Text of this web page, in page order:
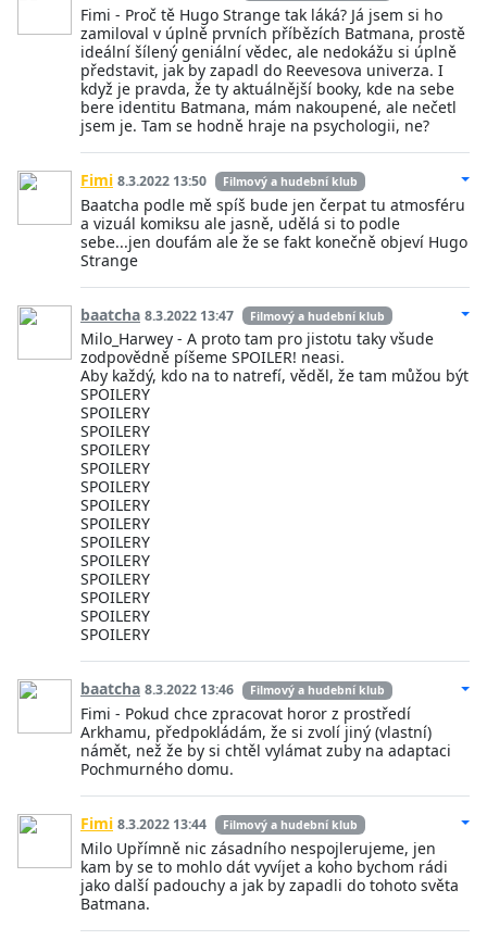
Fimi - Proč tě Hugo Strange tak láká? Já jsem si ho
zamiloval v úplně prvních příbězích Batmana, prostě
ideální šílený geniální vědec, ale nedokážu si úplně
představit, jak by zapadl do Reevesova univerza. I
když je pravda, že ty aktuálnější booky, kde na sebe
bere identitu Batmana, mám nakoupené, ale nečetl
jsem je. Tam se hodně hraje na psychologii, ne?
Fimi 8.3.2022 13:50 Filmový a hudební klub
Baatcha podle mě spíš bude jen čerpat tu atmosféru
a vizuál komiksu ale jasně, udělá si to podle
sebe...jen doufám ale že se fakt konečně objeví Hugo
Strange
baatcha 8.3.2022 13:47 Filmový a hudební klub
Milo_Harwey - A proto tam pro jistotu taky všude
zodpovědně píšeme SPOILER! neasi.
Aby každý, kdo na to natrefí, věděl, že tam můžou být
SPOILERY
SPOILERY
SPOILERY
SPOILERY
SPOILERY
SPOILERY
SPOILERY
SPOILERY
SPOILERY
SPOILERY
SPOILERY
SPOILERY
SPOILERY
SPOILERY
baatcha 8.3.2022 13:46 Filmový a hudební klub
Fimi - Pokud chce zpracovat horor z prostředí
Arkhamu, předpokládám, že si zvolí jiný (vlastní)
námět, než že by si chtěl vylámat zuby na adaptaci
Pochmurného domu.
Fimi 8.3.2022 13:44 Filmový a hudební klub
Milo Upřímně nic zásadního nespojlerujeme, jen
kam by se to mohlo dát vyvíjet a koho bychom rádi
jako další padouchy a jak by zapadli do tohoto světa
Batmana.